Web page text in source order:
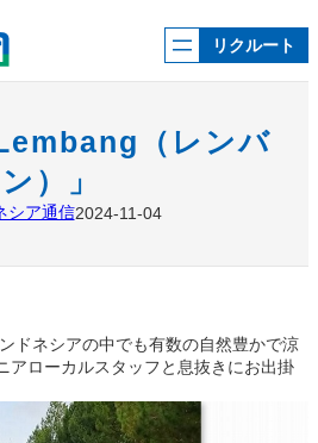
リクルート
（レンバ
ン）」
シア通信2024-11-04
ドネシアの中でも有数の自然豊かで涼
アローカルスタッフと息抜きにお出掛